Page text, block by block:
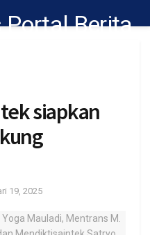
siapkan
19, 2025